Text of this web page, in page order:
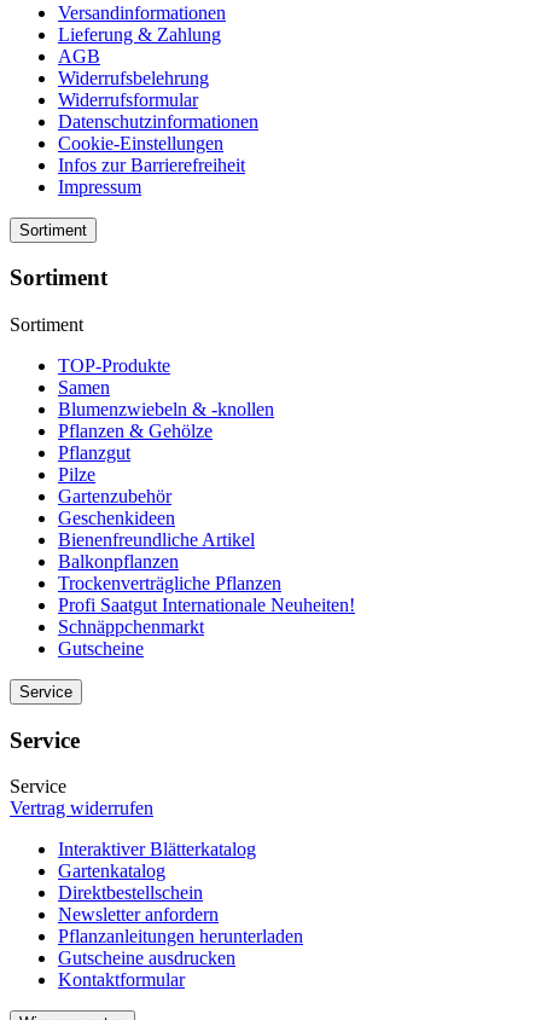
Versandinformationen
Lieferung & Zahlung
AGB
Widerrufsbelehrung
Widerrufsformular
Datenschutzinformationen
Cookie-Einstellungen
Infos zur Barrierefreiheit
Impressum
Sortiment
Sortiment
Sortiment
TOP-Produkte
Samen
Blumenzwiebeln & -knollen
Pflanzen & Gehölze
Pflanzgut
Pilze
Gartenzubehör
Geschenkideen
Bienenfreundliche Artikel
Balkonpflanzen
Trockenverträgliche Pflanzen
Profi Saatgut Internationale Neuheiten!
Schnäppchenmarkt
Gutscheine
Service
Service
Service
Vertrag widerrufen
Interaktiver Blätterkatalog
Gartenkatalog
Direktbestellschein
Newsletter anfordern
Pflanzanleitungen herunterladen
Gutscheine ausdrucken
Kontaktformular